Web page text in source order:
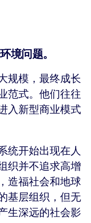
境问题。
规模，最终成长
范式。他们往往
入新型商业模式
统开始出现在人
织并不追求高增
造福社会和地球
基层组织，但无
生深远的社会影